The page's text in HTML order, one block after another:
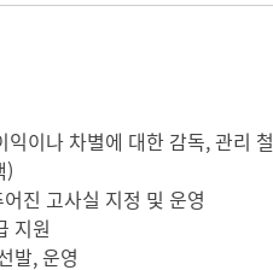
이나 차별에 대한 감독, 관리
)
진 고사실 지정 및 운영
지원
발, 운영